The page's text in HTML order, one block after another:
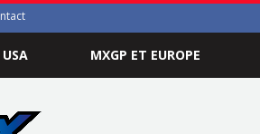
MXGP ET EUROPE